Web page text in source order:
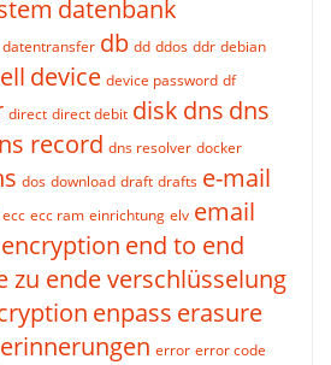
datenbank
datentransfer db dd ddos ddr debian
device device password df
direct direct debit disk dns dns
record dns resolver docker
dos download draft drafts e-mail
ecc ecc ram einrichtung elv email
encryption end to end
zu ende verschlüsselung
enpass erasure
erinnerungen error error code